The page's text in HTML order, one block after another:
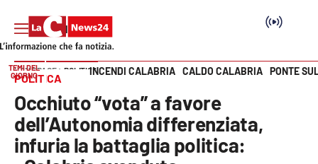
SEZIONI
Cronaca
Vai
TEMI DEL
GIORNO
INCENDI CALABRIA CALDO CALABRIA PONTE
HOME PAGE POLITICA
POLITICA
Occhiuto “vota” a favore
dell’Autonomia differenziata,
infuria la battaglia politica: